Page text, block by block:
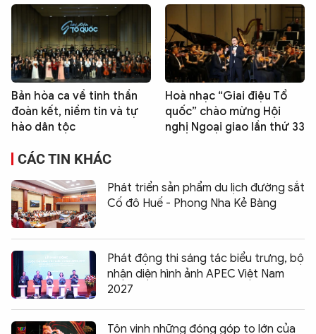
Bản hòa ca về tinh thần
đoàn kết, niềm tin và tự
hào dân tộc
Hoà nhạc “Giai điệu Tổ
quốc” chào mừng Hội
nghị Ngoại giao lần thứ 33
CÁC TIN KHÁC
Phát triển sản phẩm du lịch đường sắt
Cố đô Huế - Phong Nha Kẻ Bàng
Phát động thi sáng tác biểu trưng, bộ
nhận diện hình ảnh APEC Việt Nam
2027
Tôn vinh những đóng góp to lớn của